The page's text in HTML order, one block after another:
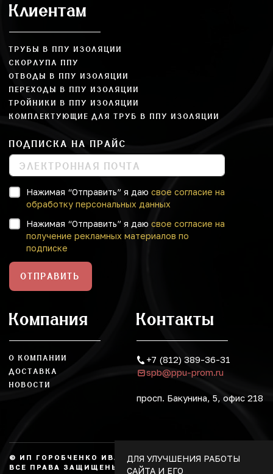
Клиентам
ТРУБЫ В ППУ ИЗОЛЯЦИИ
СКОРЛУПА ППУ
ОТВОДЫ В ППУ ИЗОЛЯЦИИ
ПЕРЕХОДЫ В ППУ ИЗОЛЯЦИИ
ТРОЙНИКИ В ППУ ИЗОЛЯЦИИ
КОМПЛЕКТУЮЩИЕ ДЛЯ ТРУБ В ППУ ИЗОЛЯЦИИ
ПОДПИСКА НА ПРАЙС
Нажимая “Отправить” я даю свое согласие на
обработку персональных данных
Нажимая “Отправить” я даю свое согласие на
получение рекламных материалов по
подписке
ОТПРАВИТЬ
Компания
О КОМПАНИИ
ДОСТАВКА
НОВОСТИ
Контакты
+7 (812) 389-36-31
spb@ppu-prom.ru
просп. Бакунина, 5, офис 218
© ИП ГОРОБЧЕНКО ИВАН АЛЕКСАНДРОВИЧ, 2026.
ВСЕ ПРАВА ЗАЩИЩЕНЫ, КОПИРОВАНИЕ БЕЗ
ДЛЯ УЛУЧШЕНИЯ РАБОТЫ
САЙТА И ЕГО